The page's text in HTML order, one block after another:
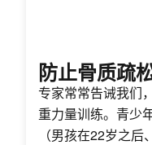
防止骨质疏
专家常常告诫我们
重力量训练。青少
（男孩在22岁之